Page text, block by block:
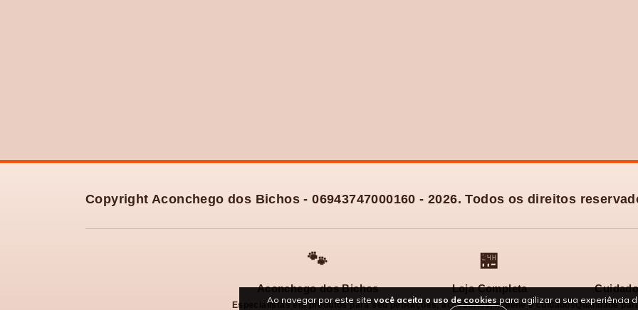
Ao navegar por este site você aceita o uso de cookies para agilizar a sua experiência
Copyright Aconchego dos Bichos - 06943747000160 - 2026. Todos os direitos
🐾
Aconchego dos Bichos
Especialistas em produtos para seu pet
🏪
Loja Completa
Rações, acessórios, higiene e cuidadosQualidade